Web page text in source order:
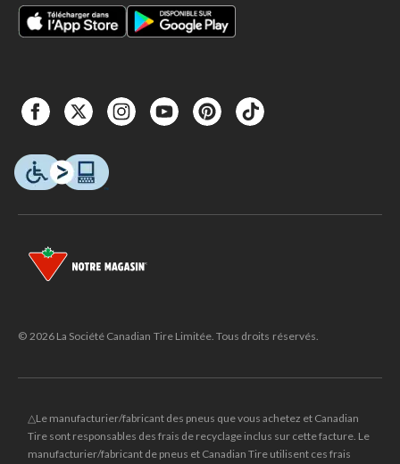
© 2026 La Société Canadian Tire Limitée. Tous droits réservés.
△Le manufacturier/fabricant des pneus que vous achetez et Canadian
Tire sont responsables des frais de recyclage inclus sur cette facture. Le
manufacturier/fabricant de pneus et Canadian Tire utilisent ces frais